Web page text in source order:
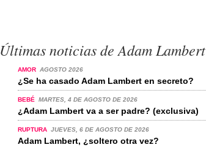
Últimas noticias de Adam Lambert
AMOR AGOSTO 2026
¿Se ha casado Adam Lambert en secreto?
BEBÉ MARTES, 4 DE AGOSTO DE 2026
¿Adam Lambert va a ser padre? (exclusiva)
RUPTURA JUEVES, 6 DE AGOSTO DE 2026
Adam Lambert, ¿soltero otra vez?